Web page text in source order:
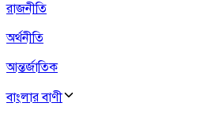
রাজনীতি
অর্থনীতি
আন্তর্জাতিক
বাংলার বাণী